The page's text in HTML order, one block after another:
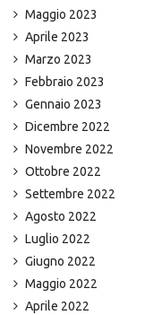
Maggio 2023
Aprile 2023
Marzo 2023
Febbraio 2023
Gennaio 2023
Dicembre 2022
Novembre 2022
Ottobre 2022
Settembre 2022
Agosto 2022
Luglio 2022
Giugno 2022
Maggio 2022
Aprile 2022